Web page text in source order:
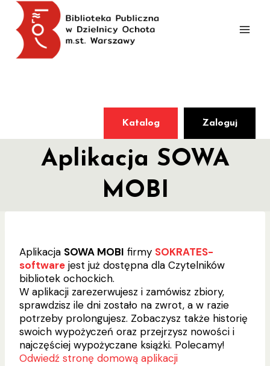
Przejdź
treści
Katalog Zaloguj
Aplikacja SOWA
MOBI
Aplikacja SOWA MOBI firmy SOKRATES-
software jest już dostępna dla Czytelników
bibliotek ochockich.
W aplikacji zarezerwujesz i zamówisz zbiory,
sprawdzisz ile dni zostało na zwrot, a w razie
potrzeby prolongujesz. Zobaczysz także historię
swoich wypożyczeń oraz przejrzysz nowości i
najczęściej wypożyczane książki. Polecamy!
Odwiedź stronę domową aplikacji